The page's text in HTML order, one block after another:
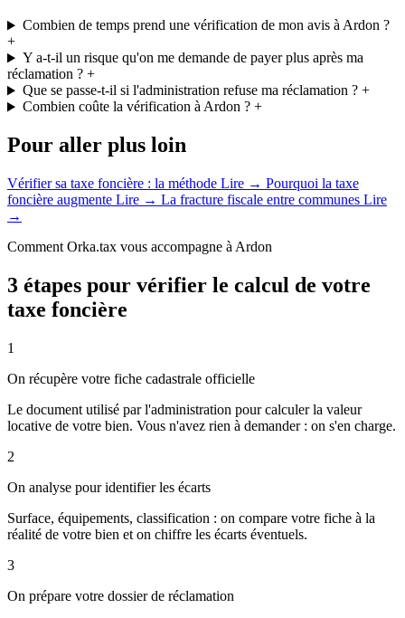
Combien de temps prend une vérification de mon avis à Ardon ?
+
Y a-t-il un risque qu'on me demande de payer plus après ma
réclamation ? +
Que se passe-t-il si l'administration refuse ma réclamation ?+
Combien coûte la vérification à Ardon ?+
Pour aller plus loin
Vérifier sa taxe foncière : la méthode Lire → Pourquoi la taxe
foncière augmente Lire → La fracture fiscale entre communes Lire
→
Comment Orka.tax vous accompagne à Ardon
3 étapes pour vérifier le calcul de votre
taxe foncière
1
On récupère votre fiche cadastrale officielle
Le document utilisé par l'administration pour calculer la valeur
locative de votre bien. Vous n'avez rien à demander : on s'en charge.
2
On analyse pour identifier les écarts
Surface, équipements, classification : on compare votre fiche à la
réalité de votre bien et on chiffre les écarts éventuels.
3
On prépare votre dossier de réclamation